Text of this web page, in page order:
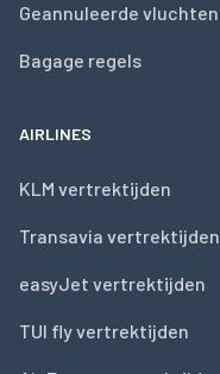
Geannuleerde vluchten
Bagage regels
AIRLINES
KLM vertrektijden
Transavia vertrektijden
easyJet vertrektijden
TUI fly vertrektijden